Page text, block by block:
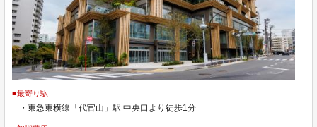
■最寄り駅
・東急東横線「代官山」駅 中央口より徒歩1分